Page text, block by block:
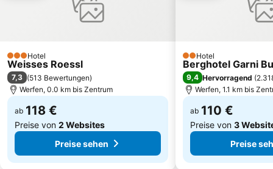
Hauser Kaibling
Mirabell Palace
Eisriesenwelt
3 Sterne
Hotel
Weisses Roessl
7,3 (513 Bewertungen)
Werfen, 0.0 km bis Zentrum
ab 118 €
Preise von 2 Websites
Preise sehen
2 Sterne
Hotel
Berghotel Garni
9,4 Hervorragend (
Werfen, 1.1 km bis
ab 110 €
Preise von 3
Preise